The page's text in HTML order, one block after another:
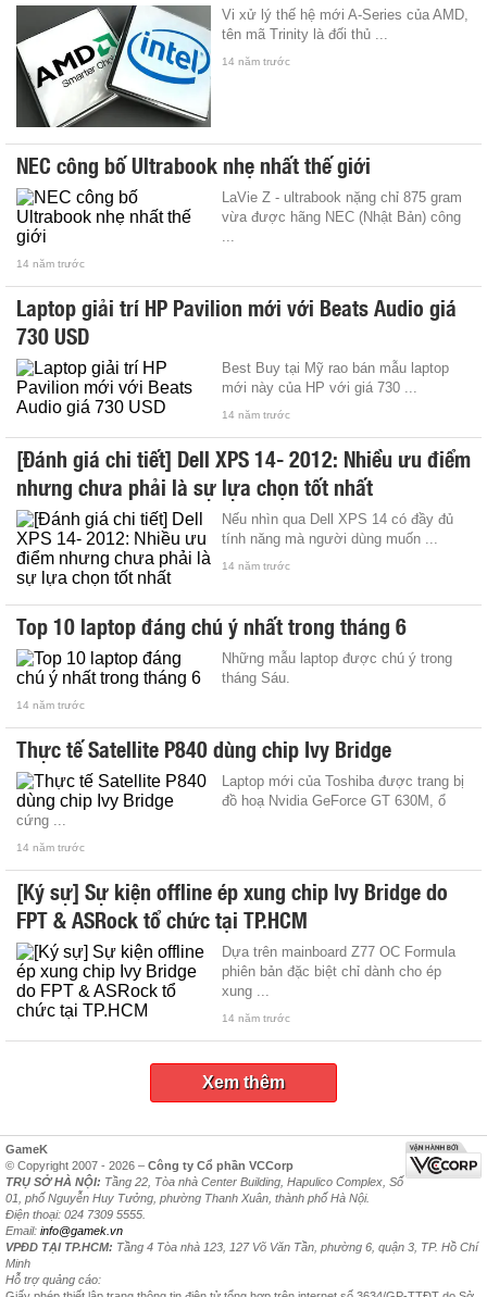
Vi xử lý thế hệ mới A-Series của AMD,
tên mã Trinity là đối thủ ...
14 năm trước
NEC công bố Ultrabook nhẹ nhất thế giới
LaVie Z - ultrabook nặng chỉ 875 gram
vừa được hãng NEC (Nhật Bản) công
14 năm trước
Laptop giải trí HP Pavilion mới với Beats Audio giá
730 USD
Best Buy tại Mỹ rao bán mẫu laptop
mới này của HP với giá 730 ...
14 năm trước
[Đánh giá chi tiết] Dell XPS 14- 2012: Nhiều ưu điểm
nhưng chưa phải là sự lựa chọn tốt nhất
Nếu nhìn qua Dell XPS 14 có đầy đủ
tính năng mà người dùng muốn ...
14 năm trước
Top 10 laptop đáng chú ý nhất trong tháng 6
Những mẫu laptop được chú ý trong
tháng Sáu.
14 năm trước
Thực tế Satellite P840 dùng chip Ivy Bridge
Laptop mới của Toshiba được trang bị
đồ hoạ Nvidia GeForce GT 630M, ổ
cứng ...
14 năm trước
[Ký sự] Sự kiện offline ép xung chip Ivy Bridge do
FPT & ASRock tổ chức tại TP.HCM
Dựa trên mainboard Z77 OC Formula
phiên bản đặc biệt chỉ dành cho ép
xung ...
14 năm trước
Xem thêm
GameK
© Copyright 2007 - 2026 – Công ty Cổ phần VCCorp
TRỤ SỞ HÀ NỘI: Tầng 22, Tòa nhà Center Building, Hapulico Complex, Số
01, phố Nguyễn Huy Tưởng, phường Thanh Xuân, thành phố Hà Nội.
Điện thoại: 024 7309 5555.
Email: info@gamek.vn
VPĐD TẠI TP.HCM: Tầng 4 Tòa nhà 123, 127 Võ Văn Tần, phường 6, quận 3, TP. Hồ Chí
Minh
Hỗ trợ quảng cáo: